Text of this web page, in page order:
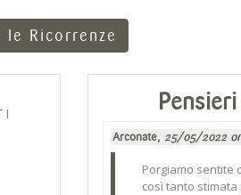
le Ricorrenze
Arconate, 25/05/2022
Porgiamo sentite
così tanto